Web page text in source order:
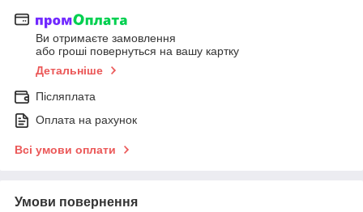
Ви отримаєте замовлення
або гроші повернуться на вашу картку
Детальніше
Післяплата
Оплата на рахунок
Всі умови оплати
Умови повернення